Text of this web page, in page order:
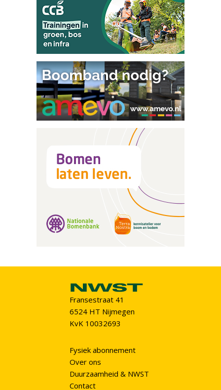
Fransestraat 41
6524 HT Nijmegen
KvK 10032693
Fysiek abonnement
Over ons
Duurzaamheid & NWST
Contact